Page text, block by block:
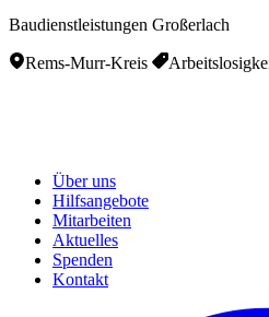
Baudienstleistungen Großerlach
Rems-Murr-Kreis
Über uns
Hilfsangebote
Mitarbeiten
Aktuelles
Spenden
Kontakt